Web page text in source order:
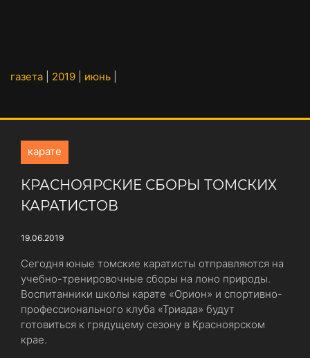
газета 2019 июнь
карате
КРАСНОЯРСКИЕ СБОРЫ ТОМСКИХ
КАРАТИСТОВ
19.06.2019
Сегодня юные томские каратисты отправляются на
учебно-тренировочные сборы на лоно природы.
Воспитанники школы карате «Орион» и спортивно-
профессионального клуба «Триада» будут
готовиться к грядущему сезону в Красноярском
крае.